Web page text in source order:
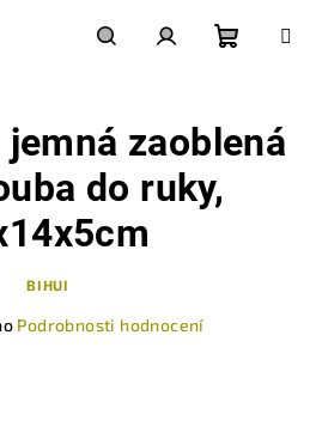
košík
jemná zaoblená
do ruky,
BIHUI
Podrobnosti hodnocení